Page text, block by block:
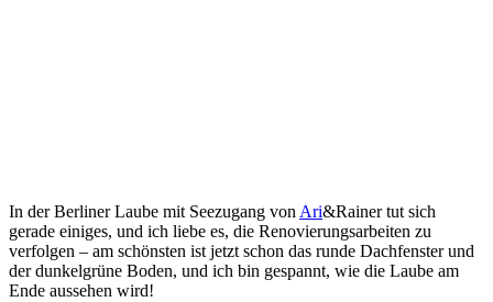
In der Berliner Laube mit Seezugang von Ari&Rainer tut sich
gerade einiges, und ich liebe es, die Renovierungsarbeiten zu
verfolgen – am schönsten ist jetzt schon das runde Dachfenster und
der dunkelgrüne Boden, und ich bin gespannt, wie die Laube am
Ende aussehen wird!